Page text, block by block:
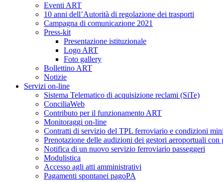
Eventi ART
10 anni dell’Autorità di regolazione dei trasporti
Campagna di comunicazione 2021
Press-kit
Presentazione istituzionale
Logo ART
Foto gallery
Bollettino ART
Notizie
Servizi on-line
Sistema Telematico di acquisizione reclami (SiTe)
ConciliaWeb
Contributo per il funzionamento ART
Monitoraggi on-line
Contratti di servizio del TPL ferroviario e condizioni
Prenotazione delle audizioni dei gestori aeroportuali con
Notifica di un nuovo servizio ferroviario passeggeri
Modulistica
Accesso agli atti amministrativi
Pagamenti spontanei pagoPA